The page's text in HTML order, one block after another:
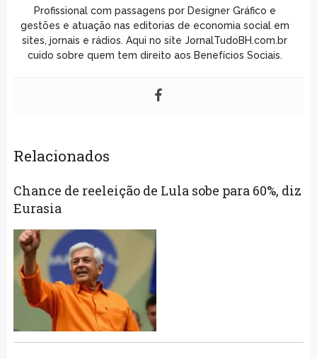
Profissional com passagens por Designer Gráfico e
gestões e atuação nas editorias de economia social em
sites, jornais e rádios. Aqui no site JornalTudoBH.com.br
cuido sobre quem tem direito aos Benefícios Sociais.
Relacionados
Chance de reeleição de Lula sobe para 60%, diz
Eurasia